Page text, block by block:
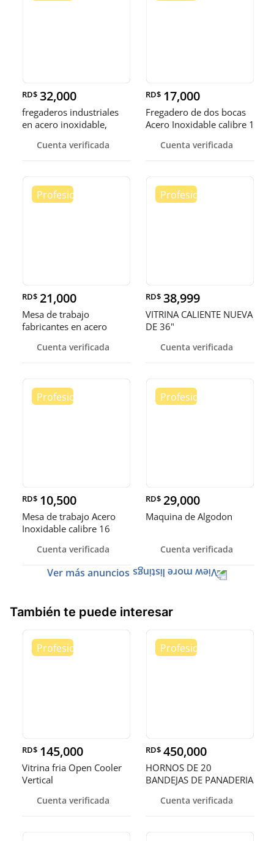
RD$ 32,000
fregaderos industriales
en acero inoxidable,
Cuenta verificada
RD$ 17,000
Fregadero de dos bocas
Acero Inoxidable calibre 1
Cuenta verificada
RD$ 21,000
Mesa de trabajo
fabricantes en acero
Cuenta verificada
RD$ 38,999
VITRINA CALIENTE NUEVA
DE 36"
Cuenta verificada
RD$ 10,500
Mesa de trabajo Acero
Inoxidable calibre 16
Cuenta verificada
RD$ 29,000
Maquina de Algodon
Cuenta verificada
Ver más anuncios
También te puede interesar
RD$ 145,000
Vitrina fria Open Cooler
Vertical
Cuenta verificada
RD$ 450,000
HORNOS DE 20
BANDEJAS DE PANADERIA
Cuenta verificada